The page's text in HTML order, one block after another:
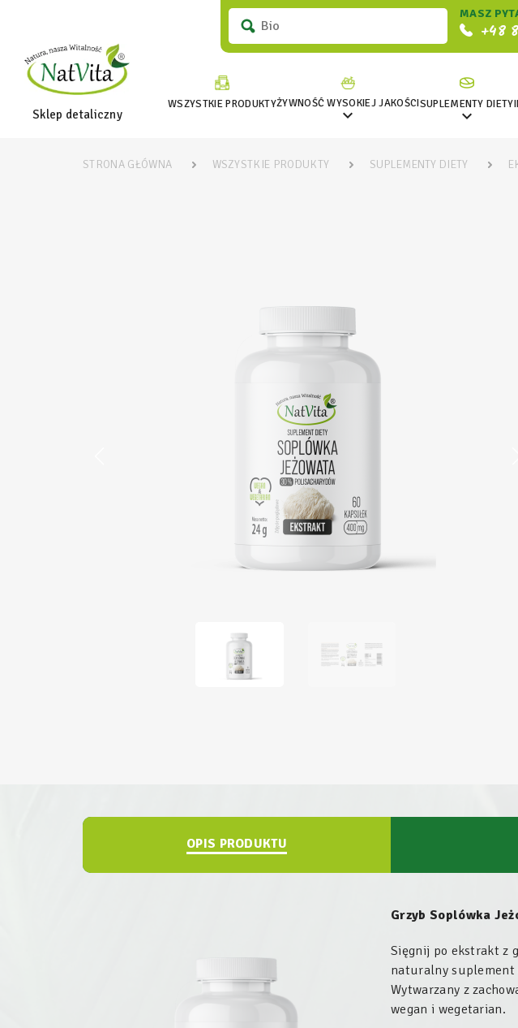
Sklep detaliczny
MASZ
+48
WSZYSTKIE PRODUKTYŻYWNOŚĆ WYSOKIEJ JAKOŚCI

SUPLEMENTY DIETY

STRONA GŁÓWNA WSZYSTKIE PRODUKTY SUPLEMENTY DIETY
OPIS PRODUKTU
Grzyb Soplówka
Sięgnij po ekstrakt z
naturalny suplement
Wytwarzany z
wegan i wegetarian.